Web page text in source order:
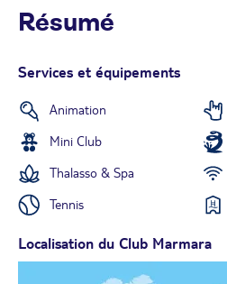
Résumé
Services et équipements
Animation
Mini Club
Thalasso & Spa
Tennis
Localisation du Club Marmara